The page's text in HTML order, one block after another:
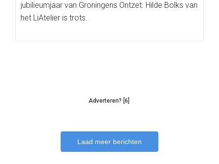
jubilieumjaar van Groningens Ontzet. Hilde Bolks van
het LiAtelier is trots.
Adverteren? [6]
Laad meer berichten